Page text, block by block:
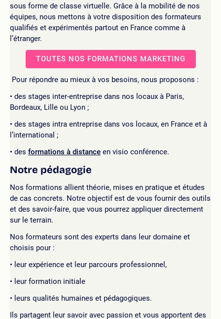
sous forme de classe virtuelle. Grâce à la mobilité de nos
équipes, nous mettons à votre disposition des formateurs
qualifiés et expérimentés partout en France comme à
l’étranger.
TOUTES NOS FORMATIONS MARKETING
Pour répondre au mieux à vos besoins, nous proposons :
des stages inter-entreprise dans nos locaux à Paris,
Bordeaux, Lille ou Lyon ;
des stages intra entreprise dans vos locaux, en France et à
l’international ;
des formations à distance en visio conférence.
Notre pédagogie
Nos formations allient théorie, mises en pratique et études
de cas concrets. Notre objectif est de vous fournir des outils
et des savoir-faire, que vous pourrez appliquer directement
sur le terrain.
Nos formateurs sont des experts dans leur domaine et
choisis pour :
leur expérience et leur parcours professionnel,
leur formation initiale
leurs qualités humaines et pédagogiques.
Ils partagent leur savoir avec passion et vous apportent des